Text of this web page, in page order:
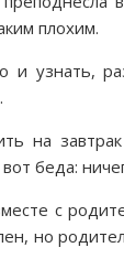
плохим.
и узнать,
на
беда:
с
но